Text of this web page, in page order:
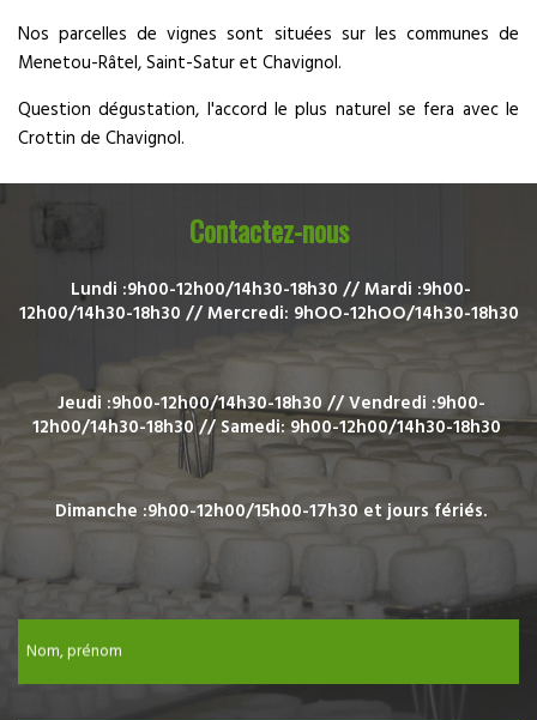
Nos parcelles de vignes sont situées sur les communes de
Menetou-Râtel, Saint-Satur et Chavignol.
Question dégustation, l'accord le plus naturel se fera avec le
Crottin de Chavignol.
Contactez-nous
Lundi :9h00-12h00/14h30-18h30 //Mardi :9h00-
12h00/14h30-18h30 //Mercredi: 9hOO-12hOO/14h30-18h30
Jeudi :9h00-12h00/14h30-18h30 //Vendredi :9h00-
12h00/14h30-18h30 //Samedi: 9h00-12h00/14h30-18h30
Dimanche :9h00-12h00/15h00-17h30 et jours fériés.
Nom, prénom